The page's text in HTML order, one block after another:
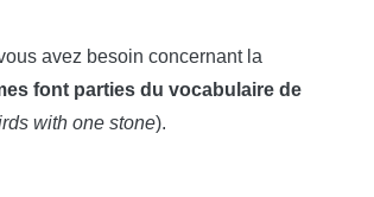
avez besoin concernant la
font parties du vocabulaire de
with one stone).